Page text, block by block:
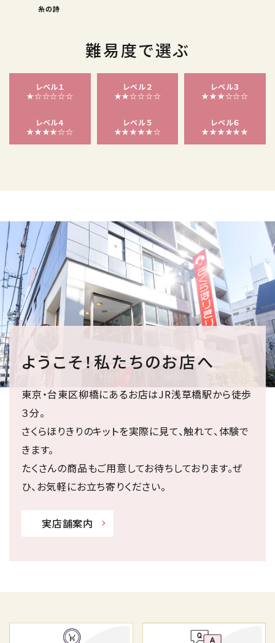
糸の詩
難易度で選ぶ
レベル１
★☆☆☆☆☆
レベル２
★★☆☆☆☆
レベル３
★★★☆☆☆
レベル４
★★★★☆☆
レベル５
★★★★★☆
レベル６
★★★★★★
ようこそ！私たちのお店へ
東京・台東区柳橋にあるお店はJR浅草橋駅から徒歩
３分。
さくらほりきりのキットを実際に見て、触れて、体験で
きます。
たくさんの商品もご用意してお待ちしております。ぜ
ひ、お気軽にお立ち寄りください。
実店舗案内